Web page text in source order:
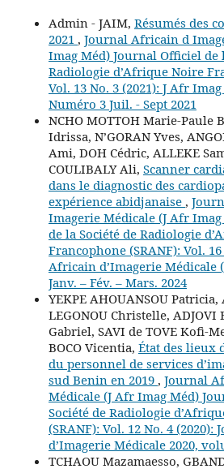
Admin - JAIM, Résumés des
2021 , Journal Africain d
Imag Méd) Journal Officiel de
Radiologie d’Afrique Noire
Vol. 13 No. 3 (2021): J Afr
Numéro 3 Juil. - Sept 2021
NCHO MOTTOH Marie-Paule
Idrissa, N’GORAN Yves,
Ami, DOH Cédric, ALLEKE
COULIBALY Ali, Scanner
dans le diagnostic des
expérience abidjanaise ,
Imagerie Médicale (J Afr
de la Société de Radiologie
Francophone (SRANF): Vol.
Africain d’Imagerie Médicale
Janv. – Fév. – Mars. 2024
YEKPE AHOUANSOU Patricia,
LEGONOU Christelle, ADJOVI
Gabriel, SAVI de TOVE Kofi-
BOCO Vicentia, État des lieux
du personnel de services
sud Benin en 2019 , Journal
Médicale (J Afr Imag Méd)
Société de Radiologie
(SRANF): Vol. 12 No. 4
d’Imagerie Médicale 2020,
TCHAOU Mazamaesso,